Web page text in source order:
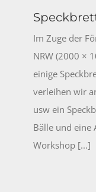
Im Zuge der
NRW (2000 ×
einige
verleihen wir
usw ein
Bälle und eine
Workshop [...]